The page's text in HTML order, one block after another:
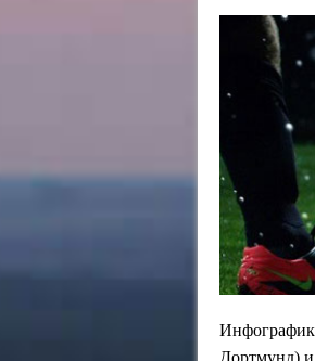
Дортмунд)